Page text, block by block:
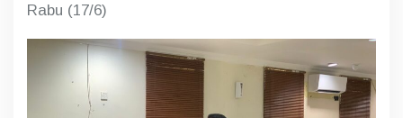
J
P
B
Rabu (17/6)